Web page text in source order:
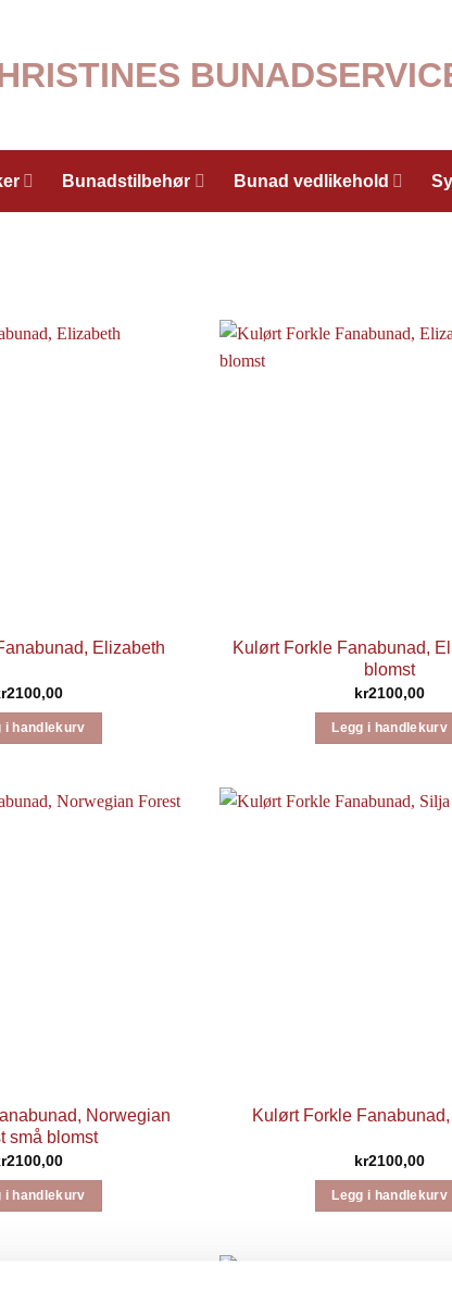
Bunadstilbehør Bunad vedlikehold
Elizabeth
2100,00
i handlekurv
Kulørt Forkle Fanabunad,
blomst
kr2100,00
Legg i handlekurv
Norwegian
små blomst
2100,00
i handlekurv
Kulørt Forkle
kr2100,00
Legg i handlekurv